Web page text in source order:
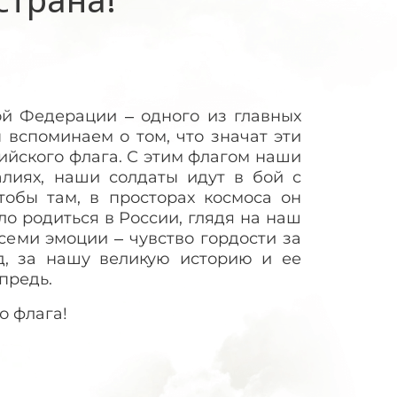
Федерации – одного из главных
о том, что значат эти
флага. С этим флагом наши
наши солдаты идут в бой с
там, в просторах космоса он
родиться в России, глядя на наш
эмоции – чувство гордости за
за нашу великую историю и ее
флага!